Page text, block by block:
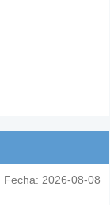
Fecha: 2026-08-08